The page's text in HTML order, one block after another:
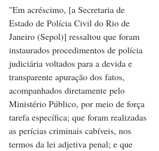
"Em acréscimo, [a Secretaria de
Estado de Polícia Civil do Rio de
Janeiro (Sepol)] ressaltou que foram
instaurados procedimentos de polícia
judiciária voltados para a devida e
transparente apuração dos fatos,
acompanhados diretamente pelo
Ministério Público, por meio de força
tarefa específica; que foram realizadas
as perícias criminais cabíveis, nos
termos da lei adjetiva penal; e que